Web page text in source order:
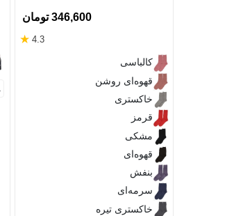
346,600 تومان
4.3
★
کالباسی
قهوه‌ای روشن
خاکستری
قرمز
مشکی
قهوه‌ای
بنفش
سرمه‌ای
خاکستری تیره